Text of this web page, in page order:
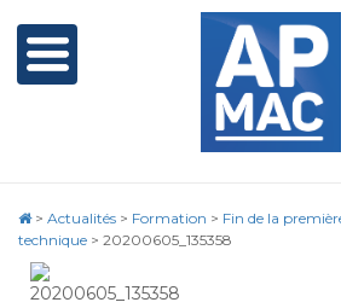
> Actualités > Formation > Fin de la
technique > 20200605_135358